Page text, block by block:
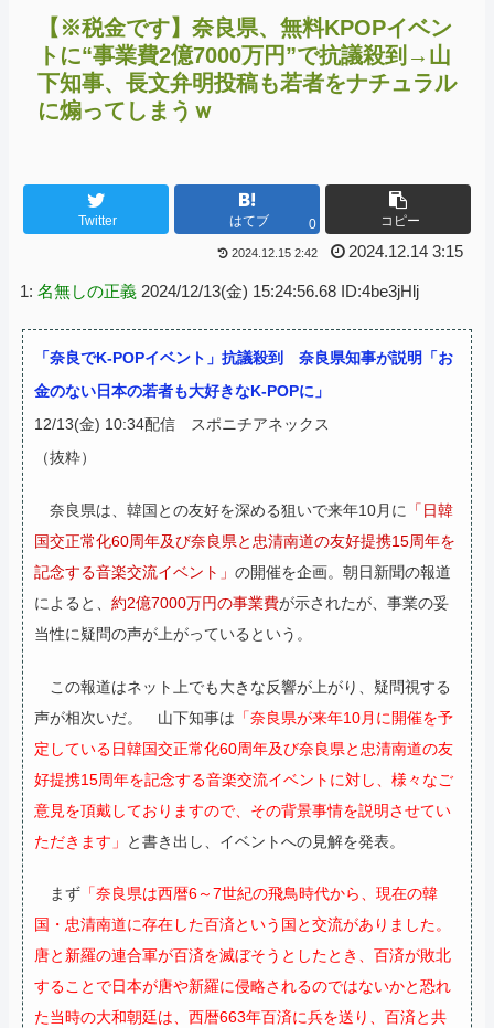
【※税金です】奈良県、無料KPOPイベン
トに“事業費2億7000万円”で抗議殺到→山
下知事、長文弁明投稿も若者をナチュラル
に煽ってしまうｗ
Twitter はてブ 0 コピー
2024.12.15 2:42 2024.12.14 3:15
1: 名無しの正義 2024/12/13(金) 15:24:56.68 ID:4be3jHlj
「奈良でK-POPイベント」抗議殺到 奈良県知事が説明「お
金のない日本の若者も大好きなK-POPに」
12/13(金) 10:34配信 スポニチアネックス
（抜粋）
奈良県は、韓国との友好を深める狙いで来年10月に
「日韓
国交正常化60周年及び奈良県と忠清南道の友好提携15周年を
記念する音楽交流イベント」 の開催を企画。朝日新聞の報道
によると、 約2億7000万円の事業費が示されたが、事業の妥
当性に疑問の声が上がっているという。
この報道はネット上でも大きな反響が上がり、疑問視する
声が相次いだ。
山下知事は 「奈良県が来年10月に開催を予
定している日韓国交正常化60周年及び奈良県と忠清南道の友
好提携15周年を記念する音楽交流イベントに対し、様々なご
意見を頂戴しておりますので、その背景事情を説明させてい
ただきます」
と書き出し、イベントへの見解を発表。
まず 「奈良県は西暦6～7世紀の飛鳥時代から、現在の韓
国・忠清南道に存在した百済という国と交流がありました。
唐と新羅の連合軍が百済を滅ぼそうとしたとき、百済が敗北
することで日本が唐や新羅に侵略されるのではないかと恐れ
た当時の大和朝廷は、西暦663年百済に兵を送り、百済と共